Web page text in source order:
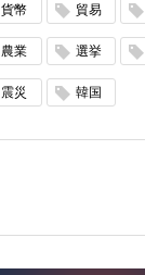
貨幣 貿易
農業 選挙
震災 韓国